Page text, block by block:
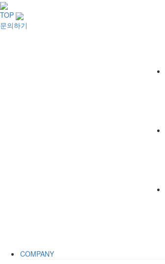
TOP
문의하기
COMPANY